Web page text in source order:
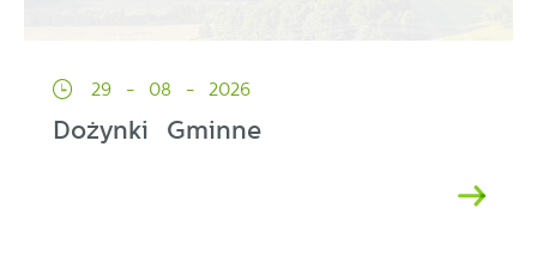
29 - 08 - 2026
Dożynki Gminne